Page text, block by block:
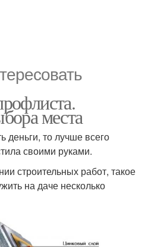
места
деньги, то лучше всего
своими руками.
строительных работ, такое
на даче несколько